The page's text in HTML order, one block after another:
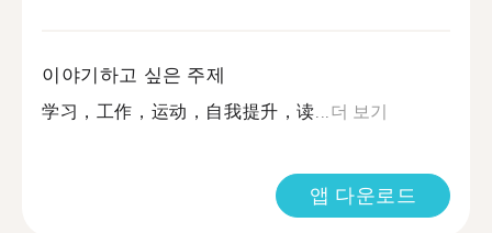
이야기하고 싶은 주제
学习，工作，运动，自我提升，读...더 보기
앱 다운로드